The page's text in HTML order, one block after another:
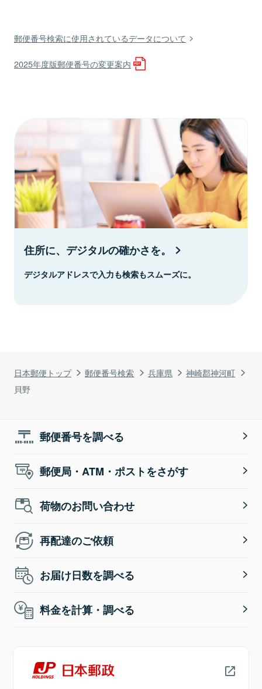
日本郵便トップ 郵便番号検索 兵庫県
神崎郡神河町
貝野
郵便番号検索に使用されているデータについて
2025年度版郵便番号の変更案内
住所に、デジタルの確かさを。
デジタルアドレスで入力も検索もスムーズに。
郵便番号を調べる
郵便局・ATM・ポストをさがす
荷物のお問い合わせ
再配達のご依頼
お届け日数を調べる
料金を計算・調べる